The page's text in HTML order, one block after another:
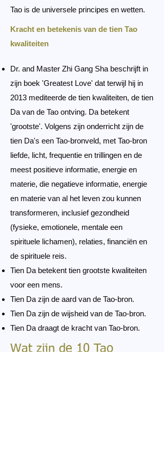
Tao is de universele principes en wetten.
Kracht en betekenis van de tien Tao
kwaliteiten
Dr. and Master Zhi Gang Sha beschrijft in
zijn boek 'Greatest Love' dat terwijl hij in
2013 mediteerde de tien kwaliteiten, de tien
Da van de Tao ontving. Da betekent
'grootste'. Volgens zijn onderricht zijn de
tien Da's een Tao-bronveld, met Tao-bron
liefde, licht, frequentie en trillingen en de
meest positieve informatie, energie en
materie, die negatieve informatie, energie
en materie van al het leven zou kunnen
transformeren, inclusief gezondheid
(fysieke, emotionele, mentale een
spirituele lichamen), relaties, financiën en
de spirituele reis.
Tien Da betekent tien grootste kwaliteiten
voor een mens.
Tien Da zijn de aard van de Tao-bron.
Tien Da zijn de wijsheid van de Tao-bron.
Tien Da draagt de kracht van Tao-bron.
Wat zijn de 10 Tao